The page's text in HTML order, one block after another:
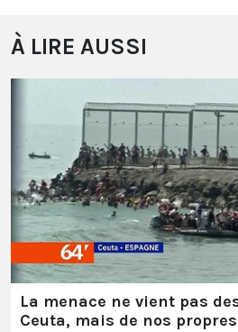
À LIRE AUSSI
La menace ne vient pas
Ceuta, mais de nos